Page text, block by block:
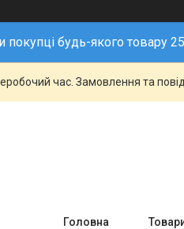
покупці будь-якого товару
час. Замовлення та
Головна